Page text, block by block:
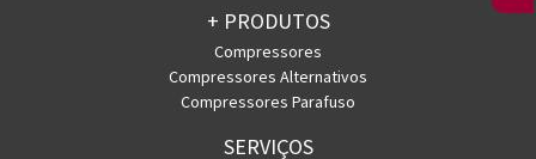
+ PRODUTOS
Compressores
Compressores Alternativos
Compressores Parafuso
SERVIÇOS